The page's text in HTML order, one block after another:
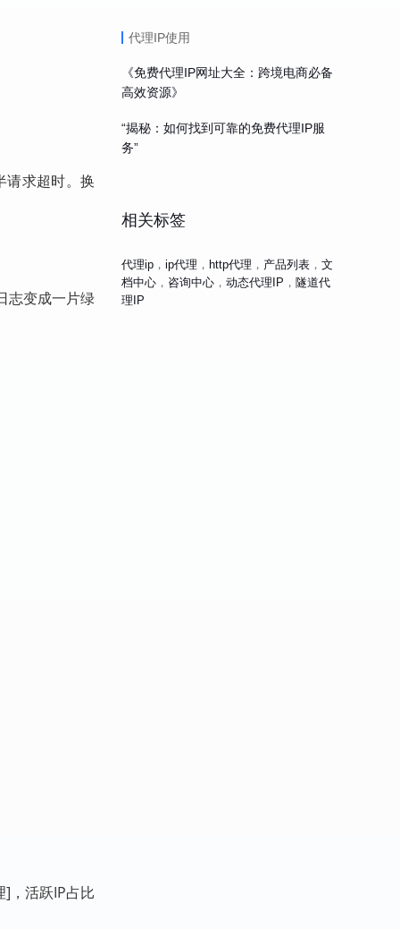
求超时。换
志变成一片绿
，活跃IP占比
代理IP使用
《免费代理IP网址大全：跨境电商必备
高效资源》
“揭秘：如何找到可靠的免费代理IP服
务”
相关标签
代理ip ， ip代理 ， http代理 ， 产品列表 ， 文
档中心 ， 咨询中心 ， 动态代理IP ， 隧道代
理IP